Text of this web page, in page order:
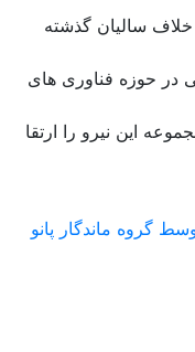
خلاف سالیان گذشته
در حوزه فناوری های
این نیرو را ارتقا
گروه ماندگار پانو